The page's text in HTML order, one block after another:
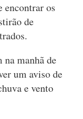
encontrar os
de
na manhã de
um aviso de
e vento